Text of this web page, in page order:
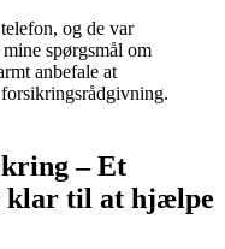
og de var
spørgsmål om
anbefale at
– Et
klar til at hjælpe